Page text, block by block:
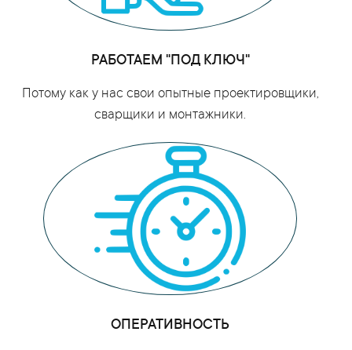
РАБОТАЕМ "ПОД КЛЮЧ"
Потому как у нас свои опытные проектировщики,
сварщики и монтажники.
ОПЕРАТИВНОСТЬ